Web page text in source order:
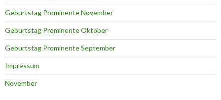
Geburtstag Prominente November
Geburtstag Prominente Oktober
Geburtstag Prominente September
Impressum
November